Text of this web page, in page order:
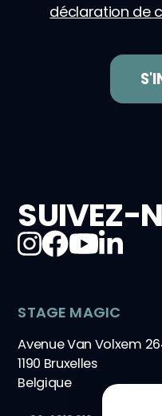
déclaration de
SUIVEZ-
STAGE MAGIC
Avenue Van Volxem
1190 Bruxelles
Belgique